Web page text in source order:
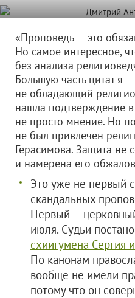
«Проповедь — это
Но самое интересное,
без анализа
Большую часть цитат я
не обладающий
нашла подтверждение в
не просто мнение. Но
не был привлечен
Герасимова. Защита не
и намерена его
Это уже не первый
скандальных
Первый —
июля. Судьи
схиигумена Сергия
По канонам
вообще не имели
потому что он